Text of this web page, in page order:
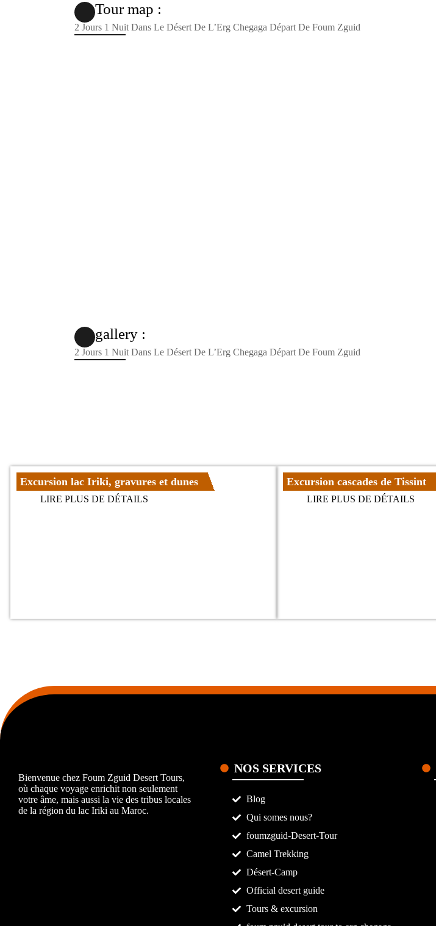
Tour map :
2 Jours 1 Nuit Dans Le Désert De L’Erg Chegaga Départ De Foum Zguid
gallery :
2 Jours 1 Nuit Dans Le Désert De L’Erg Chegaga Départ De Foum Zguid
Excursion lac Iriki, gravures et dunes
LIRE PLUS DE DÉTAILS
Excursion cascades de Tissint
LIRE PLUS DE DÉTAILS
Bienvenue chez Foum Zguid Desert Tours,
où chaque voyage enrichit non seulement
votre âme, mais aussi la vie des tribus locales
de la région du lac Iriki au Maroc.
NOS SERVICES
Blog
Qui somes nous?
foumzguid-Desert-Tour
Camel Trekking
Désert-Camp
Official desert guide
Tours & excursion